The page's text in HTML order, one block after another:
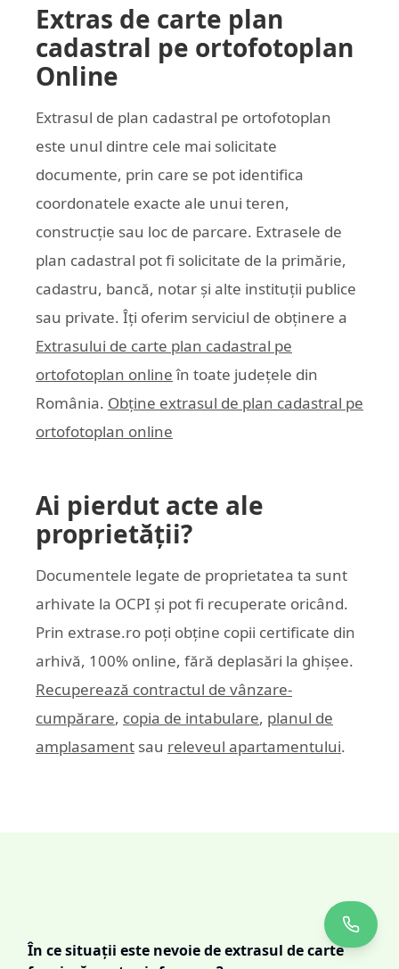
Extras de carte plan
cadastral pe ortofotoplan
Online
Extrasul de plan cadastral pe ortofotoplan
este unul dintre cele mai solicitate
documente, prin care se pot identifica
coordonatele exacte ale unui teren,
construcție sau loc de parcare. Extrasele de
plan cadastral pot fi solicitate de la primărie,
cadastru, bancă, notar și alte instituții publice
sau private. Îți oferim serviciul de obținere a
Extrasului de carte plan cadastral pe
ortofotoplan online în toate județele din
România. Obține extrasul de plan cadastral pe
ortofotoplan online
Ai pierdut acte ale
proprietății?
Documentele legate de proprietatea ta sunt
arhivate la OCPI și pot fi recuperate oricând.
Prin extrase.ro poți obține copii certificate din
arhivă, 100% online, fără deplasări la ghișee.
Recuperează contractul de vânzare-
cumpărare, copia de intabulare, planul de
amplasament sau releveul apartamentului.
În ce situații este nevoie de extrasul de carte